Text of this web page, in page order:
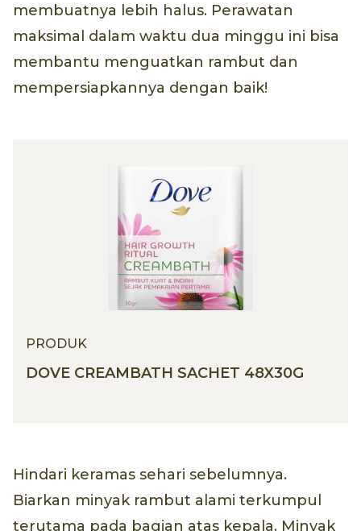
membuatnya lebih halus. Perawatan
maksimal dalam waktu dua minggu ini bisa
membantu menguatkan rambut dan
mempersiapkannya dengan baik!
PRODUK
DOVE CREAMBATH SACHET 48X30G
Hindari keramas sehari sebelumnya.
Biarkan minyak rambut alami terkumpul
terutama pada bagian atas kepala. Minyak